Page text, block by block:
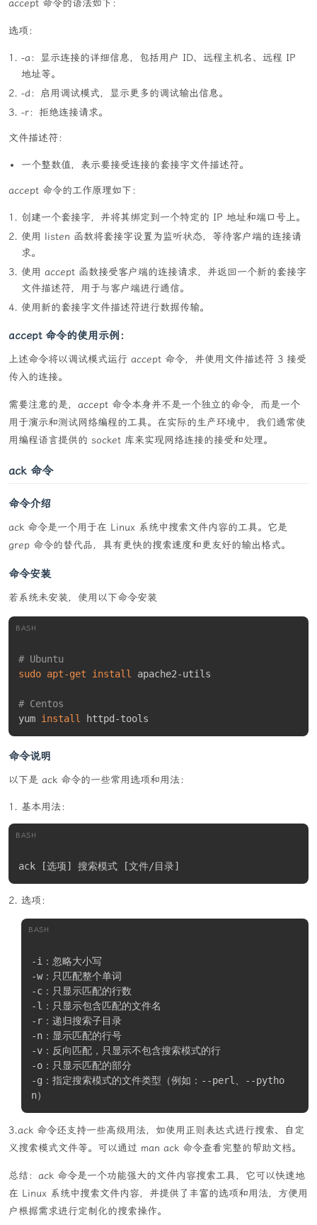
re already 'binned'.
-g gnuplot-file
ot' or TSV  (Tab  separate
mported into packages like
# Gnuplot, IDL, Mathematica, Igor or even E
# the first line of the file.
-H custom-header
题         行(header
# line)形式,通常使用冒号":"来分隔有效配对 (vali
d  pair)例如  'Accept-
# Encoding: zip/zop;8 bit';
-i
# 使用一个 http 头(HEAD) 来替换 GET方法.不可以
掺入POST 方法
-k
#  允许http      KeepAlive      ；也就是说执
行多个请求在一个      http
# 会话当中，默认是不允许的也就是no KeepAlive
requests
# 执行一次测试会话的时候所发出的请求数目,默认是执
行一个单一的请求
-P proxy-auth-username:password
代理
# 又需要用户名密码验证,这时你可以使用这个选项,同
# 发送出去,当然,前提是你的代理是处于407认证状态
-q
ab outputs a progress count
# on  stderr  every  10% or 100 requests or
-s
#  When compiled in (ab -h will show you) u
se the SSL protected  https
eature is experimental and
t to use it.
eviation values,  nor  dis‐
# play  the  warning/error  messages  when
eviation  apart.  And  de‐
# fault to the min/avg/max values. (legacy
support).
timelimit
#  设置测试的时间的长短，使用这个选项ab将自动设置
# 测试请求会话数目为50000，然后以你设置的时间为
# 固定周期.默认状态下是没有时限的，也就是直到完成
# 你所设置的请求数目为止.
-T content-type
# 内容类型标头,使用在POST数据的时候.
# 设置冗余级别,4级打印出每个请求标头的详细信息,
# 3级打印出回应代码(例如,404,200),2级打印出警告
信息和指示消息
accept 命令的语法如下：
选项：
-a：显示连接的详细信息，包括用户 ID、远程主机名、远程 IP
地址等。
-d：启用调试模式，显示更多的调试输出信息。
-r：拒绝连接请求。
文件描述符：
一个整数值，表示要接受连接的套接字文件描述符。
accept 命令的工作原理如下：
创建一个套接字，并将其绑定到一个特定的 IP 地址和端口号上。
使用 listen 函数将套接字设置为监听状态，等待客户端的连接请
求。
使用 accept 函数接受客户端的连接请求，并返回一个新的套接字
文件描述符，用于与客户端进行通信。
使用新的套接字文件描述符进行数据传输。
accept 命令的使用示例：
上述命令将以调试模式运行 accept 命令，并使用文件描述符 3 接受
传入的连接。
需要注意的是，accept 命令本身并不是一个独立的命令，而是一个
用于演示和测试网络编程的工具。在实际的生产环境中，我们通常使
用编程语言提供的 socket 库来实现网络连接的接受和处理。
ack 命令
命令介绍
ack 命令是一个用于在 Linux 系统中搜索文件内容的工具。它是
grep 命令的替代品，具有更快的搜索速度和更友好的输出格式。
命令安装
若系统未安装，使用以下命令安装
# Ubuntu
sudo apt-get install apache2-utils
# Centos
yum install httpd-tools
BASH
命令说明
以下是 ack 命令的一些常用选项和用法：
基本用法：
ack [选项] 搜索模式 [文件/目录]
BASH
选项：
-i：忽略大小写
-w：只匹配整个单词
-c：只显示匹配的行数
-l：只显示包含匹配的文件名
-r：递归搜索子目录
-n：显示匹配的行号
-v：反向匹配，只显示不包含搜索模式的行
-o：只显示匹配的部分
-g：指定搜索模式的文件类型（例如：--perl、--pytho
n）
BASH
3.ack 命令还支持一些高级用法，如使用正则表达式进行搜索、自定
义搜索模式文件等。可以通过 man ack 命令查看完整的帮助文档。
总结：ack 命令是一个功能强大的文件内容搜索工具，它可以快速地
在 Linux 系统中搜索文件内容，并提供了丰富的选项和用法，方便用
户根据需求进行定制化的搜索操作。